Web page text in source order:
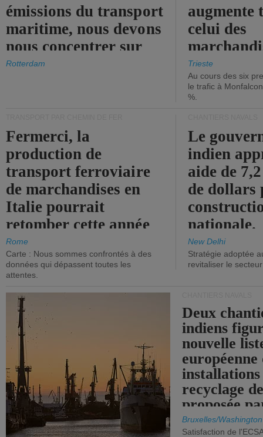
émissions du transport
maritime, nous devons
nous concentrer sur
les ports.
Rotterdam
augmente
celui des
diminue.
Trieste
Au cours des six
le trafic à
%.
Fermerci, la
production de
transport ferroviaire
de marchandises en
Italie pourrait
retomber cette année
aux niveaux de 2015.
Rome
Carte : Nous sommes confrontés à des
données qui dépassent toutes les
attentes.
Le
indien
aide de
de dollars
nationale.
New Delhi
Stratégie adoptée
revitaliser le secteur
Deux
indiens
nouvelle
européenne
installations
recyclage
proposée
Bruxelles/Washington
Satisfaction de